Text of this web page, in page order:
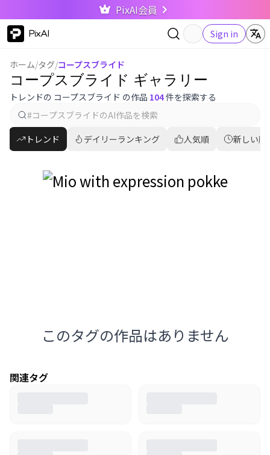
PixAI会員
PixAI Sign in
ホーム/タグ/コープスブライド
コープスブライド ギャラリー
トレンドの コープスブライド の作品 104件を探索する
トレンド デイリーランキング 人気順 新しい順
このタグの作品はありません
関連タグ